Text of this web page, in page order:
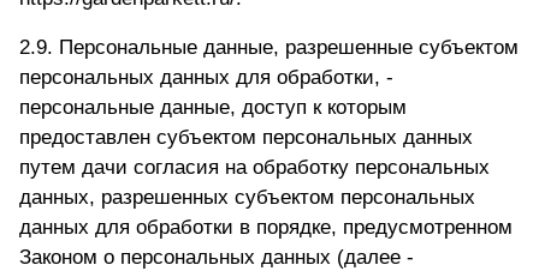
2.9. Персональные данные, разрешенные субъектом
персональных данных для обработки, -
персональные данные, доступ к которым
предоставлен субъектом персональных данных
путем дачи согласия на обработку персональных
данных, разрешенных субъектом персональных
данных для обработки в порядке, предусмотренном
Законом о персональных данных (далее -